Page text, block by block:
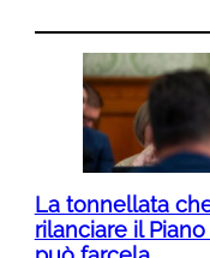
La tonnellata
rilanciare il